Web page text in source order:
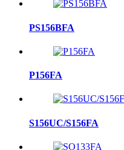
PS156BFA
P156FA
S156UC/S156FA